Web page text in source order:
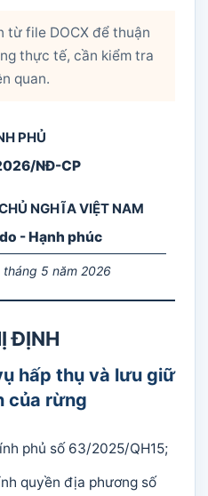
từ file DOCX để thuận
thực tế, cần kiểm tra
quan.
PHỦ
NĐ-CP
NGHĨA VIỆT NAM
- Hạnh phúc
tháng 5 năm 2026
ĐỊNH
hấp thụ và lưu giữ
của rừng
phủ số 63/2025/QH15;
quyền địa phương số